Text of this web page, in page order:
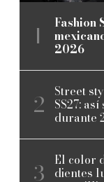
Fashion
2026
Street
SS27:
durante
El color
dientes